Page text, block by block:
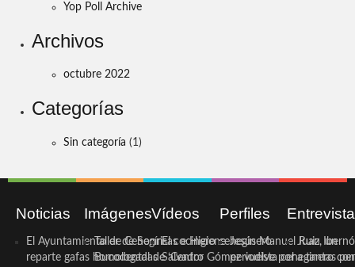
Yop Poll Archive
Archivos
octubre 2022
Categorías
Sin categoría (1)
Noticias
El Ayuntamiento de Cehegín
reparte gafas homologadas
Imágenes
Taller de Sonrisas e Higiene
Bucodental de ‘Centro
Vídeos
El cocinero ceheginero
Salvador Gómez vuelve por
Perfiles
Jesús Manuel Ruiz, un
periodista ceheginero con
Juan
a tantas